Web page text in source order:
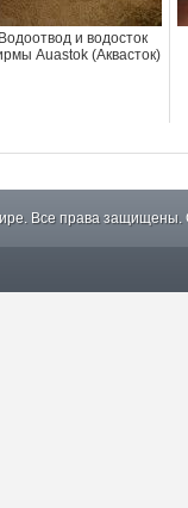
Водоотвод и водосток
Auastok (Аквасток)
Все права защищены.